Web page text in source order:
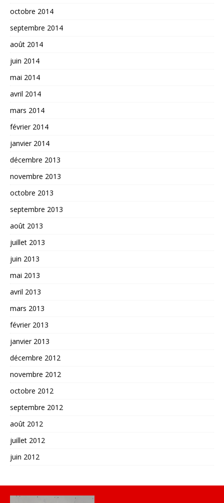
octobre 2014
septembre 2014
août 2014
juin 2014
mai 2014
avril 2014
mars 2014
février 2014
janvier 2014
décembre 2013
novembre 2013
octobre 2013
septembre 2013
août 2013
juillet 2013
juin 2013
mai 2013
avril 2013
mars 2013
février 2013
janvier 2013
décembre 2012
novembre 2012
octobre 2012
septembre 2012
août 2012
juillet 2012
juin 2012